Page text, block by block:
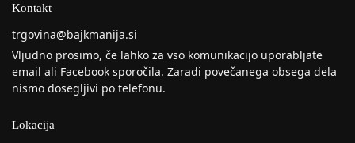
Kontakt
trgovina@bajkmanija.si
Vljudno prosimo, če lahko za vso komunikacijo uporabljate
email ali Facebook sporočila. Zaradi povečanega obsega dela
nismo dosegljivi po telefonu.
Lokacija